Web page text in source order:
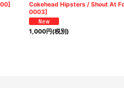
] Cokehead Hipsters / Shout At
0003]
1,000円(税別)